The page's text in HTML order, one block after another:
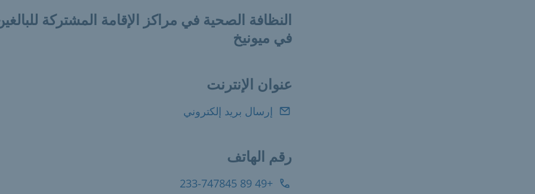
النظافة الصحية في مراكز الإقامة المشتركة
في ميونيخ
عنوان الإنترنت
إرسال بريد إلكتروني
رقم الهاتف
+49 89 233-747845